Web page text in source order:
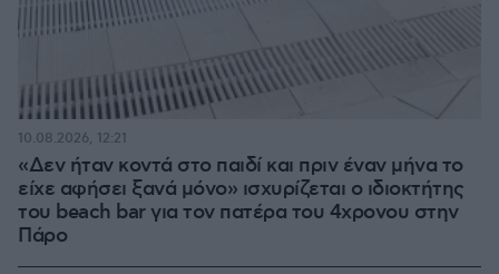
«Δεν ήταν κοντά στο παιδί και πριν έναν μήνα το
είχε αφήσει ξανά μόνο» ισχυρίζεται ο ιδιοκτήτης
του beach bar για τον πατέρα του 4χρονου στην
Πάρο
10.08.2026, 12:21